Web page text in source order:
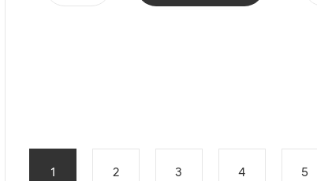
1 2 3 4 5